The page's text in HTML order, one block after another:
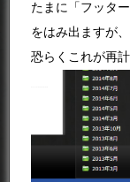
たまに「フッタ
をはみ出ますが
恐らくこれが再